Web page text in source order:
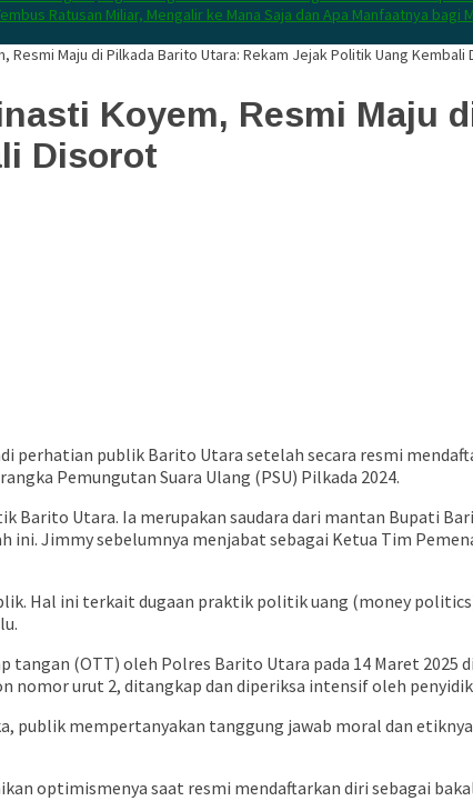
Ratusan Miliar, Mengalir ke Mana Saja dan Apa Manfaatnya bagi
Resmi Maju di Pilkada Barito Utara: Rekam Jejak Politik Uang Kembali
Koyem, Resmi Maju
Disorot
perhatian publik Barito Utara setelah secara resmi
Pemungutan Suara Ulang (PSU) Pilkada 2024.
Utara. Ia merupakan saudara dari mantan Bupati
Jimmy sebelumnya menjabat sebagai Ketua Tim
Hal ini terkait dugaan praktik politik uang (money
(OTT) oleh Polres Barito Utara pada 14 Maret 2025
nomor urut 2, ditangkap dan diperiksa intensif oleh
publik mempertanyakan tanggung jawab moral dan
optimismenya saat resmi mendaftarkan diri sebagai